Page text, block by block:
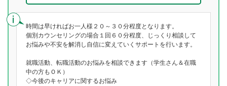
時間は早ければお一人様２０～３０分程度となります。
個別カウンセリングの場合１回６０分程度、じっくり相談して
お悩みや不安を解消し自信に変えていくサポートを行います。
就職活動、転職活動のお悩みを相談できます（学生さん＆在職
中の方もＯＫ）
◇今後のキャリアに関するお悩み